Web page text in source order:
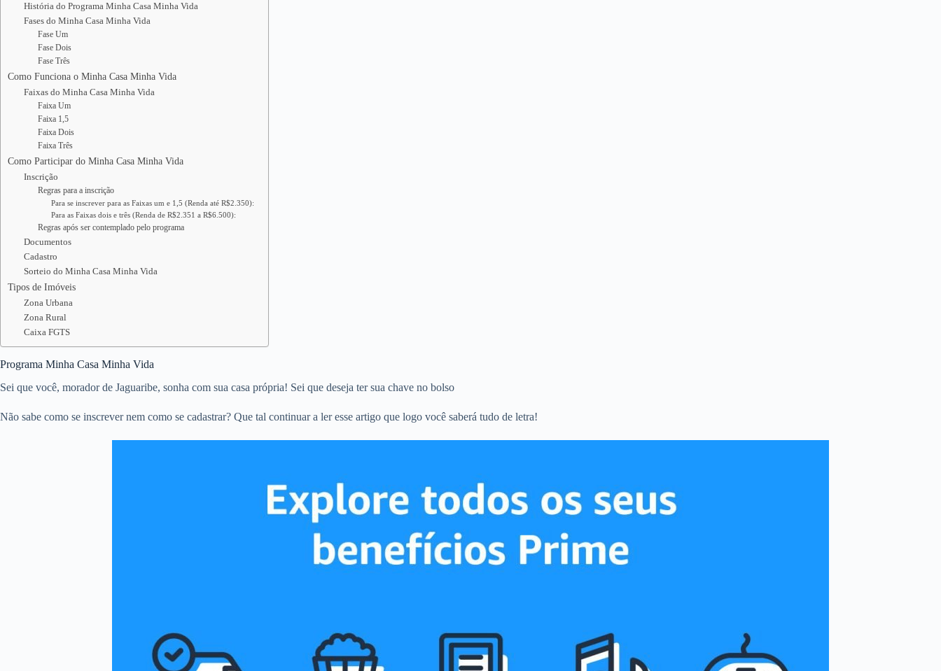
História do Programa Minha Casa Minha Vida
Fases do Minha Casa Minha Vida
Fase Um
Fase Dois
Fase Três
Como Funciona o Minha Casa Minha Vida
Faixas do Minha Casa Minha Vida
Faixa Um
Faixa 1,5
Faixa Dois
Faixa Três
Como Participar do Minha Casa Minha Vida
Inscrição
Regras para a inscrição
Para se inscrever para as Faixas um e 1,5 (Renda até R$2.350):
Para as Faixas dois e três (Renda de R$2.351 a R$6.500):
Regras após ser contemplado pelo programa
Documentos
Cadastro
Sorteio do Minha Casa Minha Vida
Tipos de Imóveis
Zona Urbana
Zona Rural
Caixa FGTS
Programa Minha Casa Minha Vida
Sei que você, morador de Jaguaribe, sonha com sua casa própria! Sei que deseja ter sua chave no bolso
Não sabe como se inscrever nem como se cadastrar? Que tal continuar a ler esse artigo que logo você saberá tudo de letra!